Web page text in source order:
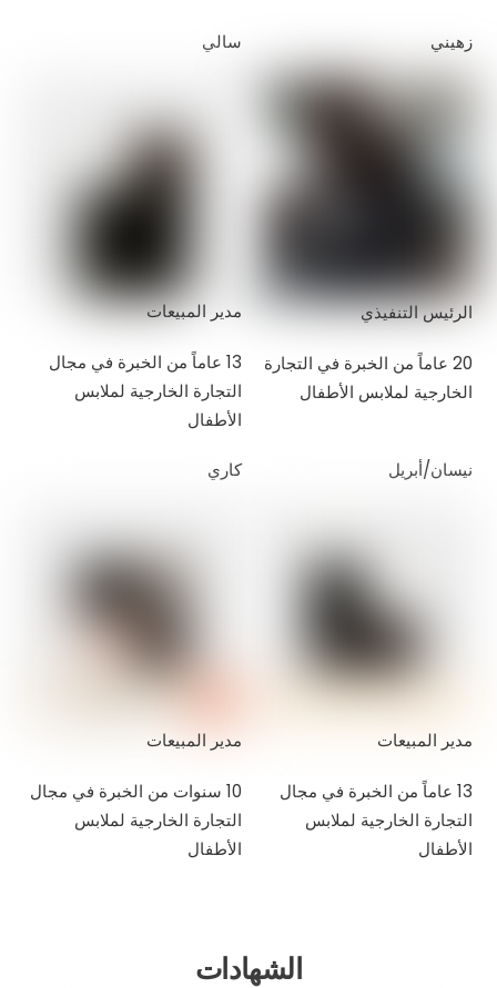
زهيني
الرئيس التنفيذي
20 عاماً من الخبرة في التجارة
الخارجية لملابس الأطفال
سالي
مدير المبيعات
13 عاماً من الخبرة في مجال
التجارة الخارجية لملابس
الأطفال
نيسان/أبريل
مدير المبيعات
13 عاماً من الخبرة في مجال
التجارة الخارجية لملابس
الأطفال
كاري
مدير المبيعات
10 سنوات من الخبرة في مجال
التجارة الخارجية لملابس
الأطفال
الشهادات